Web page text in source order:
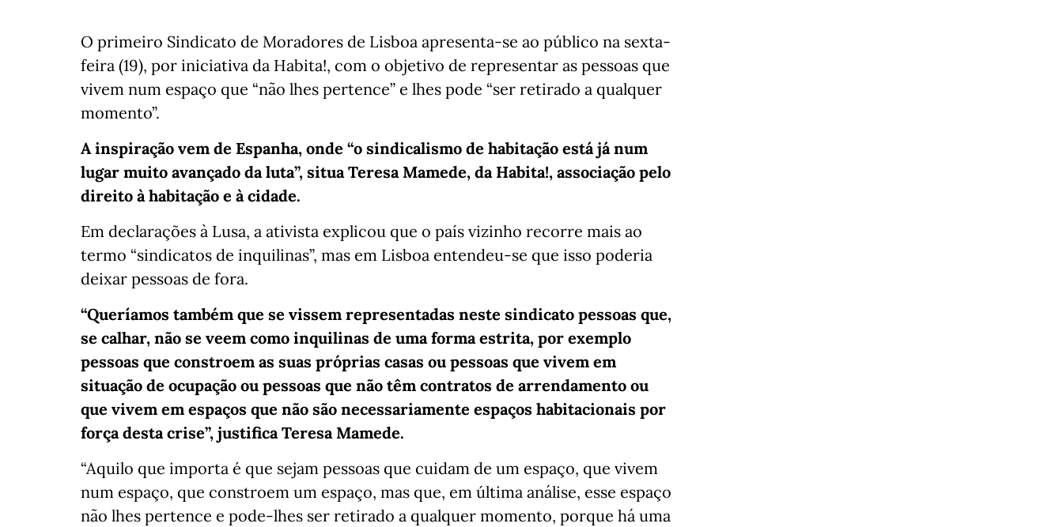
O primeiro Sindicato de Moradores de Lisboa apresenta-se ao público na sexta-
feira (19), por iniciativa da Habita!, com o objetivo de representar as pessoas que
vivem num espaço que “não lhes pertence” e lhes pode “ser retirado a qualquer
momento”.
A inspiração vem de Espanha, onde “o sindicalismo de habitação está já num
lugar muito avançado da luta”, situa Teresa Mamede, da Habita!, associação pelo
direito à habitação e à cidade.
Em declarações à Lusa, a ativista explicou que o país vizinho recorre mais ao
termo “sindicatos de inquilinas”, mas em Lisboa entendeu-se que isso poderia
deixar pessoas de fora.
“Queríamos também que se vissem representadas neste sindicato pessoas que,
se calhar, não se veem como inquilinas de uma forma estrita, por exemplo
pessoas que constroem as suas próprias casas ou pessoas que vivem em
situação de ocupação ou pessoas que não têm contratos de arrendamento ou
que vivem em espaços que não são necessariamente espaços habitacionais por
força desta crise”, justifica Teresa Mamede.
“Aquilo que importa é que sejam pessoas que cuidam de um espaço, que vivem
num espaço, que constroem um espaço, mas que, em última análise, esse espaço
não lhes pertence e pode-lhes ser retirado a qualquer momento, porque há uma